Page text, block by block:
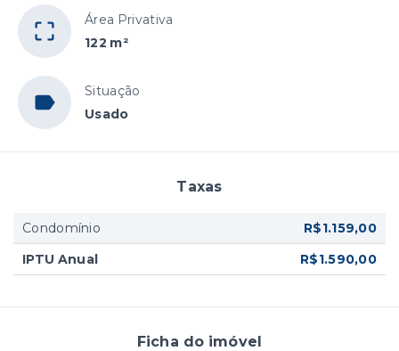
Área Privativa
122 m²
Situação
Usado
Taxas
Condomínio
R$1.159,00
IPTU Anual
R$1.590,00
Ficha do imóvel